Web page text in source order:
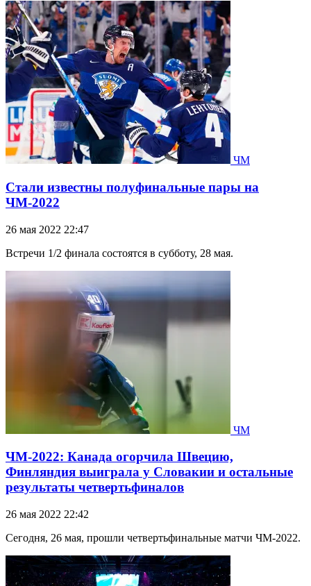
ЧМ
Стали известны полуфинальные пары на
ЧМ-2022
26 мая 2022 22:47
Встречи 1/2 финала состоятся в субботу, 28 мая.
ЧМ
ЧМ-2022: Канада огорчила Швецию,
Финляндия выиграла у Словакии и остальные
результаты четвертьфиналов
26 мая 2022 22:42
Сегодня, 26 мая, прошли четвертьфинальные матчи ЧМ-2022.